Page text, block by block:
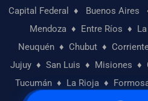
Capital Federal
♦ Buenos Aires
Mendoza♦ Entre Ríos ♦
Neuquén ♦ Chubut ♦
Jujuy♦ San Luis ♦ Misiones ♦
Tucumán ♦ La Rioja ♦